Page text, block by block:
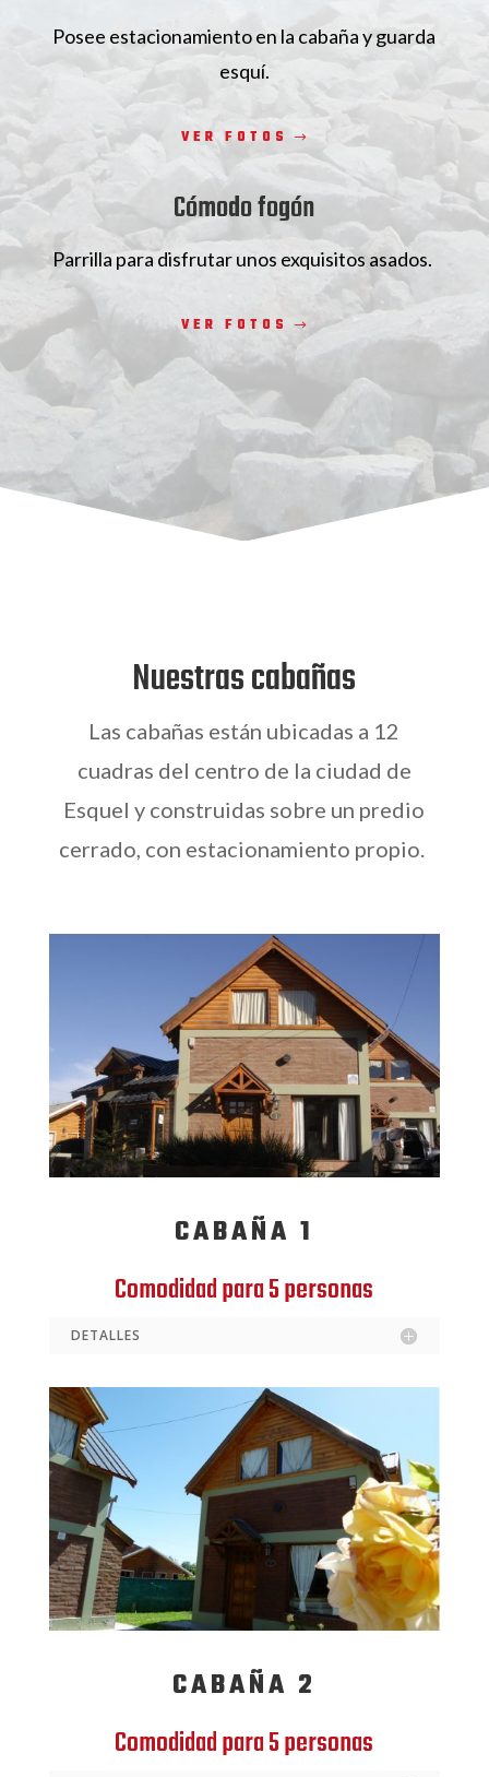
Posee estacionamiento en la cabaña y guarda
esquí.
VER FOTOS
Cómodo fogón
Parrilla para disfrutar unos exquisitos asados.
VER FOTOS
Nuestras cabañas
Las cabañas están ubicadas a 12
cuadras del centro de la ciudad de
Esquel y construidas sobre un predio
cerrado, con estacionamiento propio.
CABAÑA 1
Comodidad para 5 personas
DETALLES
CABAÑA 2
Comodidad para 5 personas